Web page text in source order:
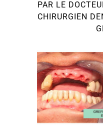
PAR LE
CHIRURGIEN